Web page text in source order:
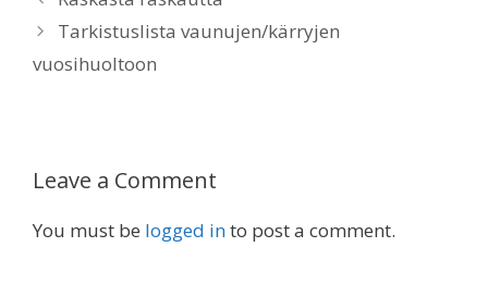
Tarkistuslista vaunujen/kärryjen
vuosihuoltoon
Leave a Comment
You must be logged into post a comment.